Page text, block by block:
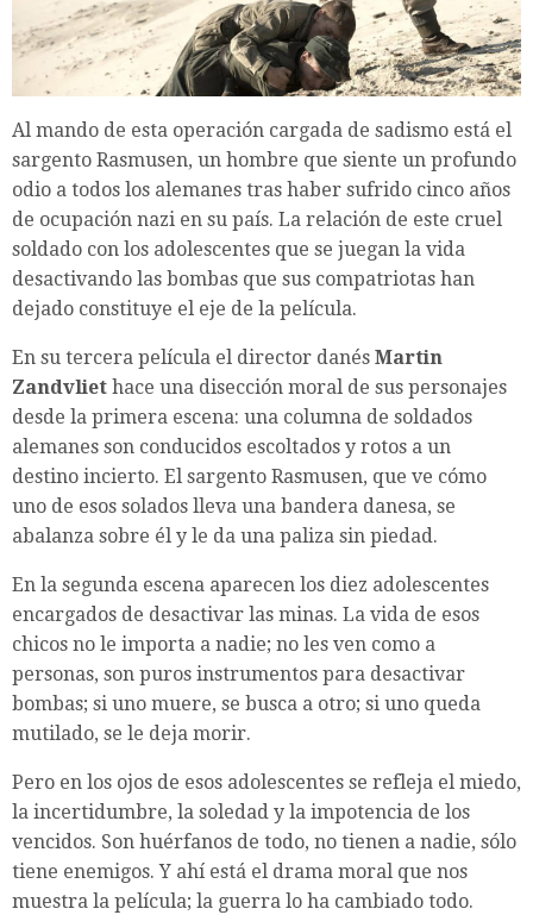
Al mando de esta operación cargada de sadismo está el
sargento Rasmusen, un hombre que siente un profundo
odio a todos los alemanes tras haber sufrido cinco años
de ocupación nazi en su país. La relación de este cruel
soldado con los adolescentes que se juegan la vida
desactivando las bombas que sus compatriotas han
dejado constituye el eje de la película.
En su tercera película el director danés Martin
Zandvliet hace una disección moral de sus personajes
desde la primera escena: una columna de soldados
alemanes son conducidos escoltados y rotos a un
destino incierto. El sargento Rasmusen, que ve cómo
uno de esos solados lleva una bandera danesa, se
abalanza sobre él y le da una paliza sin piedad.
En la segunda escena aparecen los diez adolescentes
encargados de desactivar las minas. La vida de esos
chicos no le importa a nadie; no les ven como a
personas, son puros instrumentos para desactivar
bombas; si uno muere, se busca a otro; si uno queda
mutilado, se le deja morir.
Pero en los ojos de esos adolescentes se refleja el miedo,
la incertidumbre, la soledad y la impotencia de los
vencidos. Son huérfanos de todo, no tienen a nadie, sólo
tiene enemigos. Y ahí está el drama moral que nos
muestra la película; la guerra lo ha cambiado todo.